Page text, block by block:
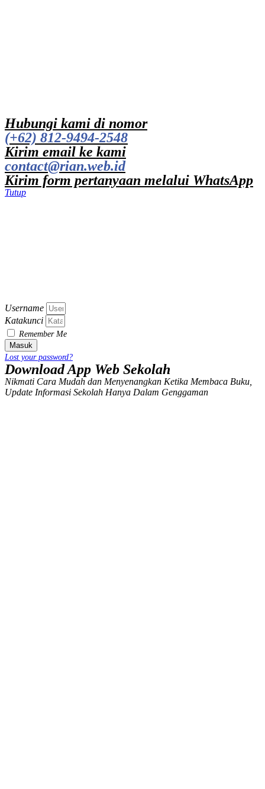
Hubungi kami di nomor
(+62) 812-9494-2548
Kirim email ke kami
contact@rian.web.id
Kirim form pertanyaan melalui WhatsApp
Tutup
Username
Katakunci
Remember Me
Masuk
Lost your password?
Download App Web Sekolah
Nikmati Cara Mudah dan Menyenangkan Ketika Membaca Buku,
Update Informasi Sekolah Hanya Dalam Genggaman